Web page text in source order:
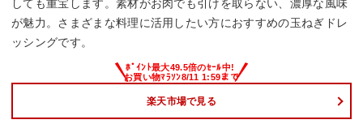
しても重宝します。素材がお肉でも引けを取らない、濃厚な風味
が魅力。さまざまな料理に活用したい方におすすめの玉ねぎドレ
ッシングです。
楽天市場で見る